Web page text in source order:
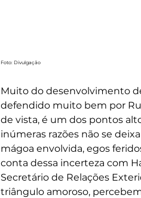
Foto: Divulgação
Muito do desenvolvimento
defendido muito bem por
de vista, é um dos pontos
inúmeras razões não se
mágoa envolvida, egos
conta dessa incerteza com
Secretário de Relações
triângulo amoroso,